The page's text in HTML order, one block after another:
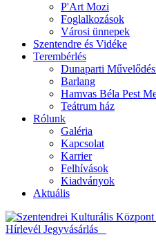
P'Art Mozi
Foglalkozások
Városi ünnepek
Szentendre és Vidéke
Terembérlés
Dunaparti
Barlang
Hamvas Béla Pest
Teátrum ház
Rólunk
Galéria
Kapcsolat
Karrier
Felhívások
Kiadványok
Aktuális
Hírlevél Jegyvásárlás